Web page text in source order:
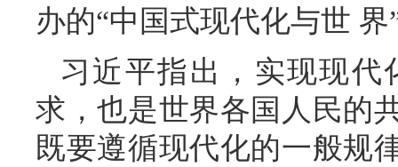
办的“中国式现代化与世
习近平指出，实现现代
求，也是世界各国人民的
既要遵循现代化的一般规